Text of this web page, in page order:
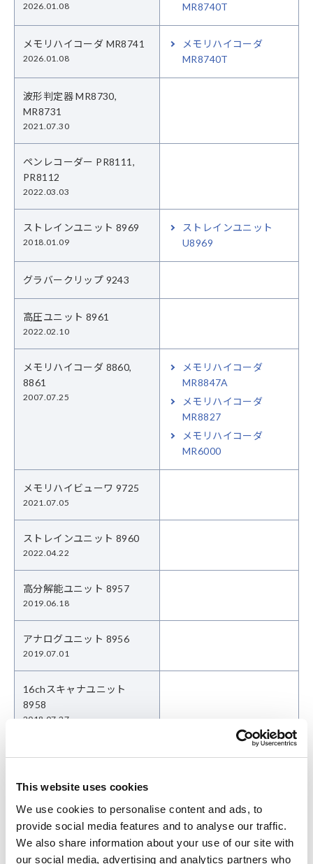
This website uses cookies
We use cookies to personalise content and ads, to
provide social media features and to analyse our traffic.
We also share information about your use of our site with
our social media, advertising and analytics partners who
2026.01.08
MR8740T
メモリハイコーダ MR8741
2026.01.08
メモリハイコーダ
MR8740T
波形判定器 MR8730,
MR8731
2021.07.30
ペンレコーダー PR8111,
PR8112
2022.03.03
ストレインユニット 8969
2018.01.09
ストレインユニット
U8969
グラバークリップ 9243
高圧ユニット 8961
2022.02.10
メモリハイコーダ 8860,
8861
2007.07.25
メモリハイコーダ
MR8847A
メモリハイコーダ
MR8827
メモリハイコーダ
MR6000
メモリハイビューワ 9725
2021.07.05
ストレインユニット 8960
2022.04.22
高分解能ユニット 8957
2019.06.18
アナログユニット 8956
2019.07.01
16chスキャナユニット
8958
2018.07.27
DC/RMSユニット 8959
CANアダプタ 8910
2020.08.03
変換ケーブル 9323